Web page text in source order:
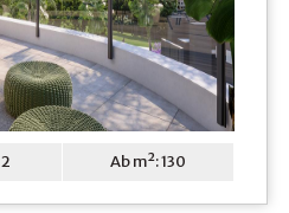
2 Ab m²: 130